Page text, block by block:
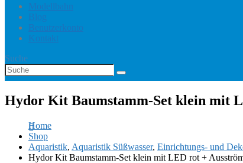
Modellbahn
Blog
Benutzerkonto
Kontakt
Suche
Hydor Kit Baumstamm-Set klein mit
Home
Shop
Aquaristik, Aquaristik Süßwasser, Einrichtungs- und
Hydor Kit Baumstamm-Set klein mit LED rot +